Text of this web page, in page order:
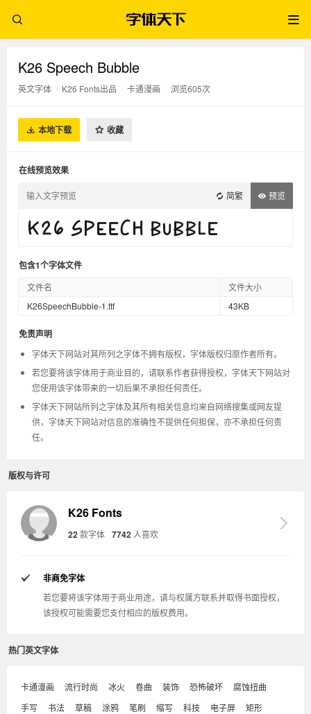
K26 Speech Bubble
英文字体 K26 Fonts出品 卡通漫画 浏览605次
本地下载 收藏
在线预览效果
简繁 预览
包含1个字体文件
文件名
文件大小
K26SpeechBubble-1.ttf
43KB
免责声明
字体天下网站对其所列之字体不拥有版权，字体版权归原作者所有。
若您要将该字体用于商业目的，请联系作者获得授权，字体天下网站对
您使用该字体带来的一切后果不承担任何责任。
字体天下网站所列之字体及其所有相关信息均来自网络搜集或网友提
供，字体天下网站对信息的准确性不提供任何担保，亦不承担任何责
任。
版权与许可
K26 Fonts
22款字体 7742 人喜欢
非商免字体
若您要将该字体用于商业用途，请与权属方联系并取得书面授权，
该授权可能需要您支付相应的版权费用。
热门英文字体
卡通漫画 流行时尚 冰火 卷曲 装饰 恐怖破坏
腐蚀扭曲
手写
书法 草稿 涂鸦 笔刷 缩写 科技 电子屏
矩形